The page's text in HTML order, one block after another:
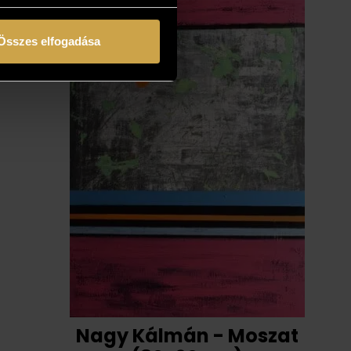
elfogadása
Nagy Kálmán - Moszat